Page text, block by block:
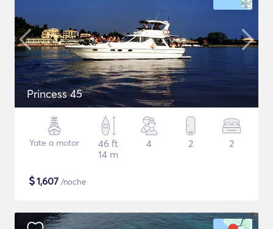
Princess 45
Yate a motor
46 ft
14 m
4 2 2
$1,607 /noche